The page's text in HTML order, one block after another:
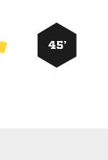
45’